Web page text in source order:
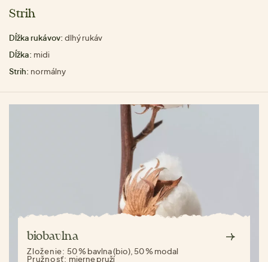
Strih
Dĺžka rukávov: dlhý rukáv
Dĺžka: midi
Strih: normálny
biobavlna
Zloženie: 50 % bavlna (bio), 50 % modal
Pružnosť: mierne pruží